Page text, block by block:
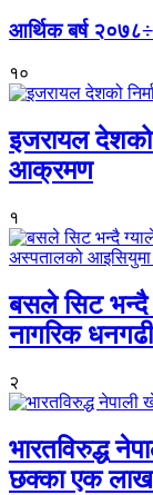
आर्थिक बर्ष
१०
इजरायल देशको
आक्रमण
१
बसले सिट भन्दै
नागरिक
२
भारतविरुद्ध
छक्का एक लाख